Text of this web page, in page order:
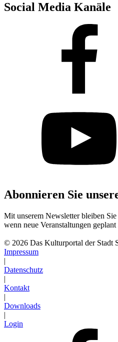
Social Media Kanäle
Abonnieren Sie
Mit unserem Newsletter bleiben
wenn neue Veranstaltungen geplant
© 2026 Das Kulturportal der Stadt
Impressum
|
Datenschutz
|
Kontakt
|
Downloads
|
Login